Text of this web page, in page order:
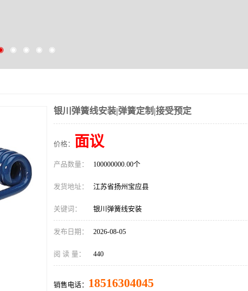
银川弹簧线安装|弹簧定制|接受预定
价格： 面议
产品数量： 100000000.00个
发货地址： 江苏省扬州宝应县
关键词： 银川弹簧线安装
发布日期： 2026-08-05
阅 读 量： 440
销售电话： 18516304045